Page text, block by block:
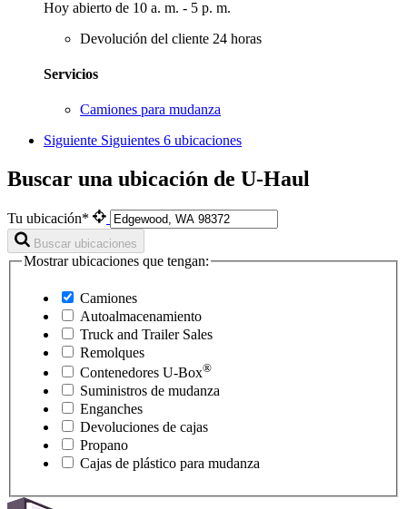
Hoy abierto de 10 a. m. - 5 p. m.
Devolución del cliente 24 horas
Servicios
Camiones para mudanza
Siguiente Siguientes 6 ubicaciones
Buscar una ubicación de U-Haul
Tu ubicación*
Buscar ubicaciones
Mostrar ubicaciones que tengan:
Camiones
Autoalmacenamiento
Truck and Trailer Sales
Remolques
Contenedores U-Box®
Suministros de mudanza
Enganches
Devoluciones de cajas
Propano
Cajas de plástico para mudanza